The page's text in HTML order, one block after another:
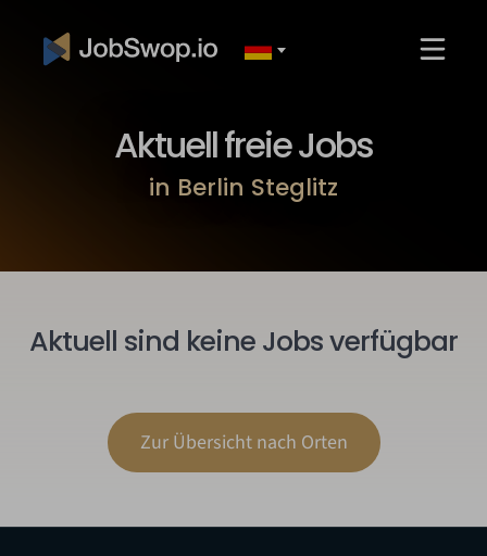
Aktuell freie Jobs
in Berlin Steglitz
Aktuell sind keine Jobs verfügbar
Zur Übersicht nach Orten